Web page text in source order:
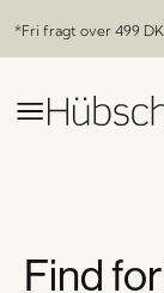
*Fri fragt over 499
Find